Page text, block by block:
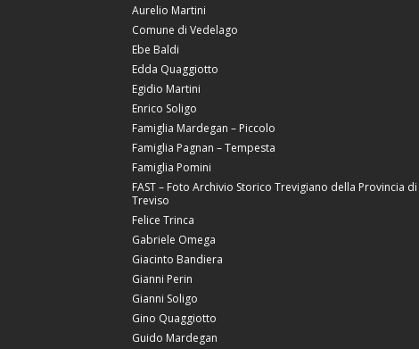
Aurelio Martini
Comune di Vedelago
Ebe Baldi
Edda Quaggiotto
Egidio Martini
Enrico Soligo
Famiglia Mardegan – Piccolo
Famiglia Pagnan – Tempesta
Famiglia Pomini
FAST – Foto Archivio Storico Trevigiano della Provincia di
Treviso
Felice Trinca
Gabriele Omega
Giacinto Bandiera
Gianni Perin
Gianni Soligo
Gino Quaggiotto
Guido Mardegan